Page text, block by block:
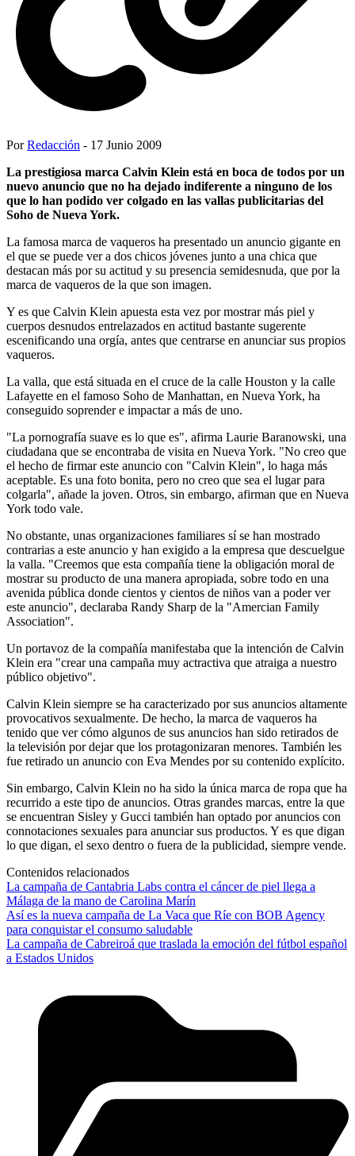
PorRedacción - 17 Junio 2009
La prestigiosa marca Calvin Klein está en boca de todos por un
nuevo anuncio que no ha dejado indiferente a ninguno de los
que lo han podido ver colgado en las vallas publicitarias del
Soho de Nueva York.
La famosa marca de vaqueros ha presentado un anuncio gigante en
el que se puede ver a dos chicos jóvenes junto a una chica que
destacan más por su actitud y su presencia semidesnuda, que por la
marca de vaqueros de la que son imagen.
Y es que Calvin Klein apuesta esta vez por mostrar más piel y
cuerpos desnudos entrelazados en actitud bastante sugerente
escenificando una orgía, antes que centrarse en anunciar sus propios
vaqueros.
La valla, que está situada en el cruce de la calle Houston y la calle
Lafayette en el famoso Soho de Manhattan, en Nueva York, ha
conseguido soprender e impactar a más de uno.
"La pornografía suave es lo que es", afirma Laurie Baranowski, una
ciudadana que se encontraba de visita en Nueva York. "No creo que
el hecho de firmar este anuncio con "Calvin Klein", lo haga más
aceptable. Es una foto bonita, pero no creo que sea el lugar para
colgarla", añade la joven. Otros, sin embargo, afirman que en Nueva
York todo vale.
No obstante, unas organizaciones familiares sí se han mostrado
contrarias a este anuncio y han exigido a la empresa que descuelgue
la valla. "Creemos que esta compañía tiene la obligación moral de
mostrar su producto de una manera apropiada, sobre todo en una
avenida pública donde cientos y cientos de niños van a poder ver
este anuncio", declaraba Randy Sharp de la "Amercian Family
Association".
Un portavoz de la compañía manifestaba que la intención de Calvin
Klein era "crear una campaña muy actractiva que atraiga a nuestro
público objetivo".
Calvin Klein siempre se ha caracterizado por sus anuncios altamente
provocativos sexualmente. De hecho, la marca de vaqueros ha
tenido que ver cómo algunos de sus anuncios han sido retirados de
la televisión por dejar que los protagonizaran menores. También les
fue retirado un anuncio con Eva Mendes por su contenido explícito.
Sin embargo, Calvin Klein no ha sido la única marca de ropa que ha
recurrido a este tipo de anuncios. Otras grandes marcas, entre la que
se encuentran Sisley y Gucci también han optado por anuncios con
connotaciones sexuales para anunciar sus productos. Y es que digan
lo que digan, el sexo dentro o fuera de la publicidad, siempre vende.
Contenidos relacionados
La campaña de Cantabria Labs contra el cáncer de piel llega a
Málaga de la mano de Carolina Marín
Así es la nueva campaña de La Vaca que Ríe con BOB Agency
para conquistar el consumo saludable
La campaña de Cabreiroá que traslada la emoción del fútbol español
a Estados Unidos